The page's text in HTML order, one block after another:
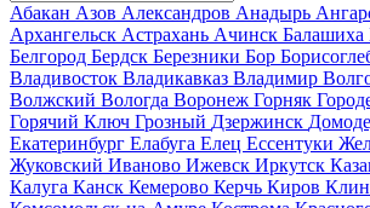
Абакан Азов Александров Анадырь
Архангельск Астрахань Ачинск Балашиха
Белгород Бердск Березники Бор
Владивосток Владикавказ Владимир
Волжский Вологда Воронеж Горняк
Горячий Ключ Грозный Дзержинск
Екатеринбург Елабуга Елец Ессентуки
Жуковский Иваново Ижевск Иркутск
Калуга Канск Кемерово Керчь Киров Клин